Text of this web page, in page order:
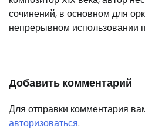
сочинений, в основном для
непрерывном использовании
Добавить комментарий
Для отправки комментария
авторизоваться.